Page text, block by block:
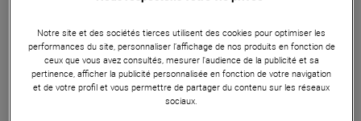
avec les logiciels Serato DJ Pro/DVS Expansion Pack. Vos
cuts seront ultra-précis grâce à la dernière génération de
faders Innofader Pro. Tweak FX - effets autonomes avec
contrôle bipolaire - offre un grand potentiel créatif, complété
Notre site et des sociétés tierces utilisent des cookies pour optimiser les
performances du site, personnaliser l’affichage de nos produits en fonction de
ceux que vous avez consultés, mesurer l'audience de la publicité et sa
pertinence, afficher la publicité personnalisée en fonction de votre navigation
et de votre profil et vous permettre de partager du contenu sur les réseaux
sociaux.